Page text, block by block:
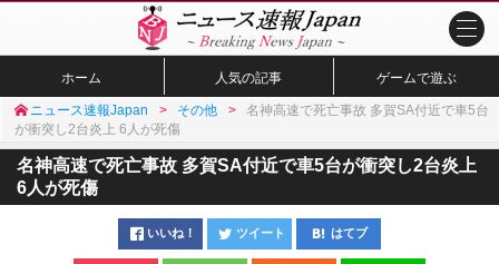
ホーム 人気の記事 ゲームで遊ぶ
ニュース速報Japan その他
名神高速で死亡事故 多賀SA付近で車5台
が衝突し2台炎上 6人が死傷
名神高速で死亡事故 多賀SA付近で車5台が衝突し2台炎上
6人が死傷
いいね！ ツイート はてブ